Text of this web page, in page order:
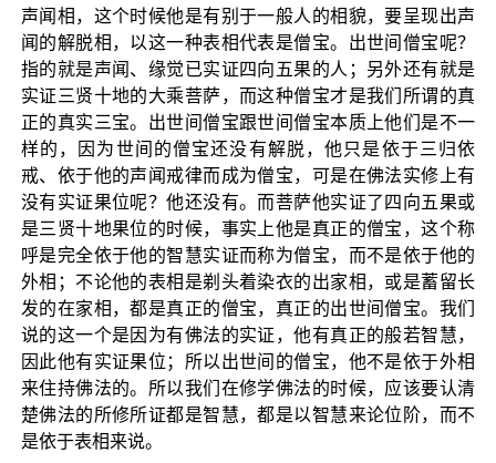
声闻相，这个时候他是有别于一般人的相貌，要呈现出声
闻的解脱相，以这一种表相代表是僧宝。出世间僧宝呢？
指的就是声闻、缘觉已实证四向五果的人；另外还有就是
实证三贤十地的大乘菩萨，而这种僧宝才是我们所谓的真
正的真实三宝。出世间僧宝跟世间僧宝本质上他们是不一
样的，因为世间的僧宝还没有解脱，他只是依于三归依
戒、依于他的声闻戒律而成为僧宝，可是在佛法实修上有
没有实证果位呢？他还没有。而菩萨他实证了四向五果或
是三贤十地果位的时候，事实上他是真正的僧宝，这个称
呼是完全依于他的智慧实证而称为僧宝，而不是依于他的
外相；不论他的表相是剃头着染衣的出家相，或是蓄留长
发的在家相，都是真正的僧宝，真正的出世间僧宝。我们
说的这一个是因为有佛法的实证，他有真正的般若智慧，
因此他有实证果位；所以出世间的僧宝，他不是依于外相
来住持佛法的。所以我们在修学佛法的时候，应该要认清
楚佛法的所修所证都是智慧，都是以智慧来论位阶，而不
是依于表相来说。